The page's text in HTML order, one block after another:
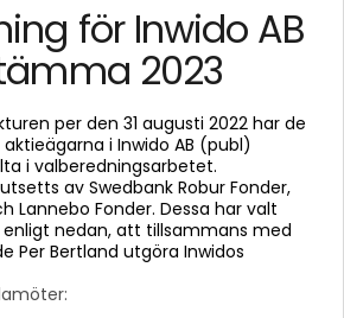
för Inwido AB
2023
per den 31 augusti 2022 har de
i Inwido AB (publ)
i valberedningsarbetet.
av Swedbank Robur Fonder,
Lannebo Fonder. Dessa har valt
nedan, att tillsammans med
Per Bertland utgöra Inwidos